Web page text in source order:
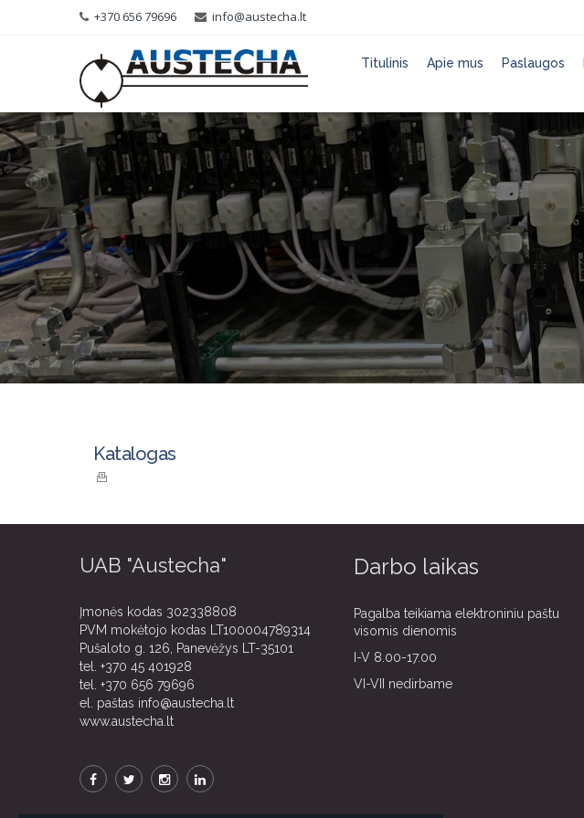
+370 656 79696 info@austecha.lt
Titulinis Apie mus Paslaugos
Katalogas
UAB "Austecha"
Įmonės kodas 302338808
PVM mokėtojo kodas LT100004789314
Pušaloto g. 126, Panevėžys LT-35101
tel. +370 45 401928
tel. +370 656 79696
el. paštas info@austecha.lt
www.austecha.lt
Darbo laikas
Pagalba teikiama elektroniniu paštu
visomis dienomis
I-V 8.00-17.00
VI-VII nedirbame